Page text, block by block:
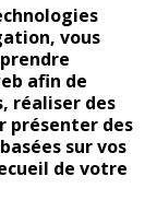
vous
afin de
réaliser des
présenter des
sur vos
de votre
gens vrais